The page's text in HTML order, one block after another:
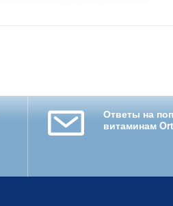
Ответы на
витаминам